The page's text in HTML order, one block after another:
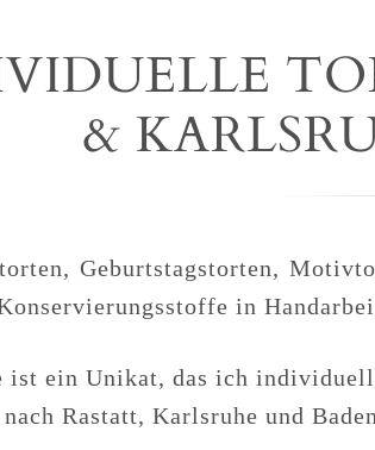
&
Geburtstagstorten,
in
ist ein Unikat, das ich
Rastatt, Karlsruhe und